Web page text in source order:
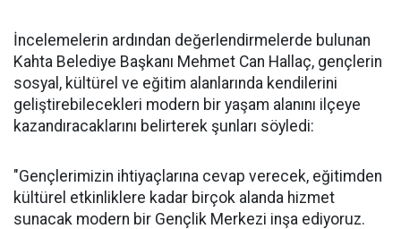
İncelemelerin ardından değerlendirmelerde bulunan
Kahta Belediye Başkanı Mehmet Can Hallaç, gençlerin
sosyal, kültürel ve eğitim alanlarında kendilerini
geliştirebilecekleri modern bir yaşam alanını ilçeye
kazandıracaklarını belirterek şunları söyledi:
"Gençlerimizin ihtiyaçlarına cevap verecek, eğitimden
kültürel etkinliklere kadar birçok alanda hizmet
sunacak modern bir Gençlik Merkezi inşa ediyoruz.